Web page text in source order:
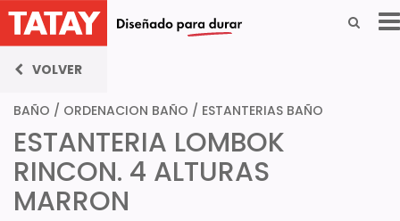
VOLVER
BAÑO / ORDENACION BAÑO / ESTANTERIAS BAÑO
ESTANTERIA LOMBOK
RINCON. 4 ALTURAS
MARRON